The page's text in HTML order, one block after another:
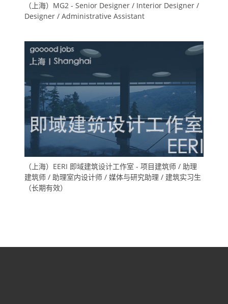
（上海）MG2 - Senior Designer / Interior Designer /
Designer / Administrative Assistant
（上海）EERI 即域建筑设计工作室 - 项目建筑师 / 助理
建筑师 / 助理室内设计师 / 媒体与研究助理 / 建筑实习生
（长期有效）